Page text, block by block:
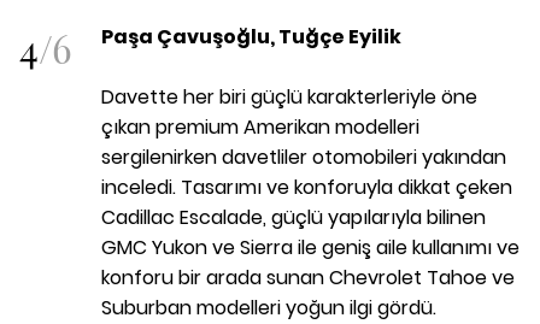
4/6 Paşa Çavuşoğlu, Tuğçe Eyilik
Davette her biri güçlü karakterleriyle öne
çıkan premium Amerikan modelleri
sergilenirken davetliler otomobileri yakından
inceledi. Tasarımı ve konforuyla dikkat çeken
Cadillac Escalade, güçlü yapılarıyla bilinen
GMC Yukon ve Sierra ile geniş aile kullanımı ve
konforu bir arada sunan Chevrolet Tahoe ve
Suburban modelleri yoğun ilgi gördü.